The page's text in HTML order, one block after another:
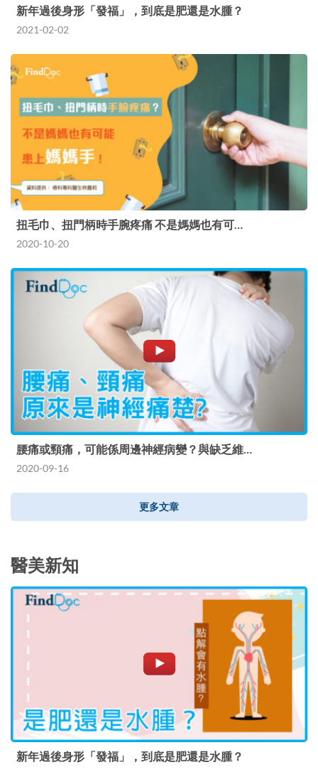
新年過後身形「發福」，到底是肥還是水腫？
2021-02-02
扭毛巾、扭門柄時手腕疼痛 不是媽媽也有可…
2020-10-20
腰痛或頸痛，可能係周邊神經病變？與缺乏維…
2020-09-16
更多文章
醫美新知
新年過後身形「發福」，到底是肥還是水腫？